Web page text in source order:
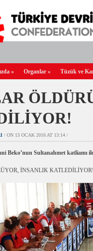
» Organlar » Tüzük ve
/ ON 13 OCAK 2016 AT 13:14 /
Beko’nun Sultanahmet katliamı
İNSANLIK KATLEDİLİYOR!